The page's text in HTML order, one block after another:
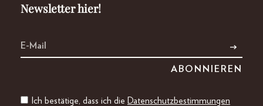
Newsletter hier!
Ich bestätige, dass ich die Datenschutzbestimmungen